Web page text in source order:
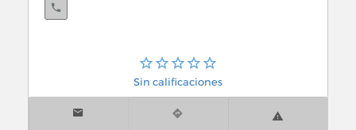
Sin calificaciones